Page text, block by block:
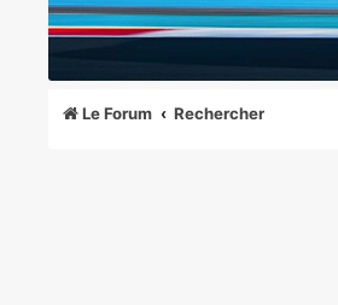
Le Forum Rechercher